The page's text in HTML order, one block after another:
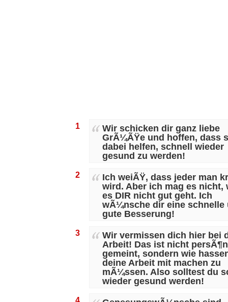
1
Wir schicken dir ganz liebe
GrÃ¼ÃŸe und hoffen, dass
dabei helfen, schnell wieder
gesund zu werden!
2
Ich weiÃŸ, dass jeder man
wird. Aber ich mag es nicht,
es DIR nicht gut geht. Ich
wÃ¼nsche dir eine schnelle
gute Besserung!
3
Wir vermissen dich hier bei
Arbeit! Das ist nicht
gemeint, sondern wie
deine Arbeit mit machen zu
mÃ¼ssen. Also solltest du
wieder gesund werden!
4